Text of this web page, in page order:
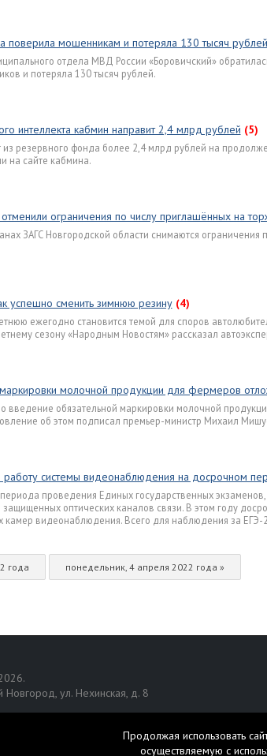
поверила мошенникам и потеряла 130 тысяч рублей
отдела МВД России «Боровичский»
и потеряла 130 тысяч рублей.
интеллекта кабмин направит 2,4 млрд рублей (5)
резервного фонда более 2,4 млрд рублей на
на сайте кабмина.
ограничения по числу приглашённых на
ЗАГС Новгородской области снимаются
успешно сменить зимнюю резину (4)
ежегодно становится темой для споров
сезону «Народным Новостям» рассказал
молочной продукции для фермеров
введение обязательной маркировки молочной
об этом подписал премьер-министр Михаил
работу системы видеонаблюдения на досрочном
проведения Единых государственных
оптических каналов связи. В этом году
камер видеонаблюдения. Всего для наблюдения за
года понедельник, 4 апреля 2022 года »
ул. Нехинская, д. 8
Продолжая использовать
осуществляемую с